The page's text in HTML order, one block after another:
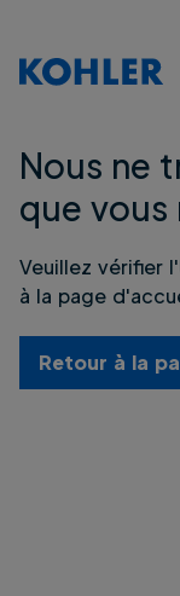
Nous ne
que vous
Veuillez vérifier
à la page
Retour à la